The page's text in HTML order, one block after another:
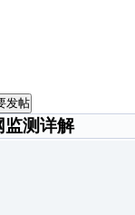
发帖
监测详解